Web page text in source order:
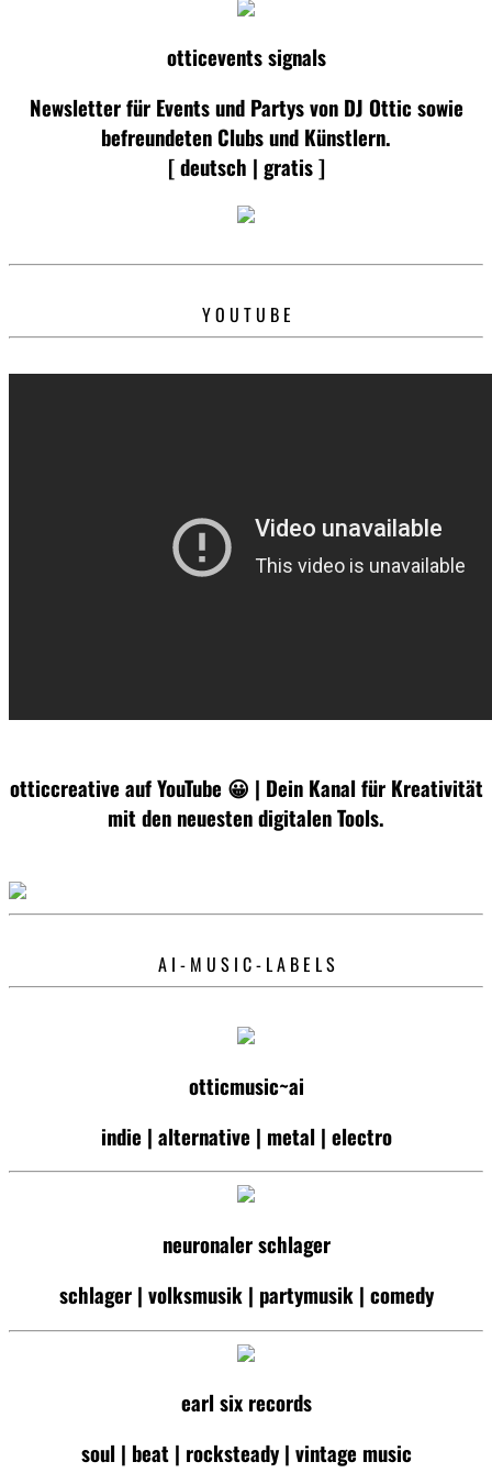
otticevents signals
Newsletter für Events und Partys von DJ Ottic sowie
befreundeten Clubs und Künstlern.
[ deutsch | gratis ]
Y O U T U B E
otticcreative auf YouTube 😀 | Dein Kanal für Kreativität
mit den neuesten digitalen Tools.
A I - M U S I C - L A B E L S
otticmusic~ai
indie | alternative | metal | electro
neuronaler schlager
schlager | volksmusik | partymusik | comedy
earl six records
soul | beat | rocksteady | vintage music